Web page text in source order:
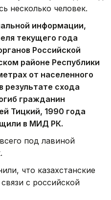
несколько человек.
информации,
текущего года
Российской
районе Республики
от населенного
результате схода
гражданин
Тицкий, 1990 года
в МИД РК.
под лавиной
что казахстанские
с российской